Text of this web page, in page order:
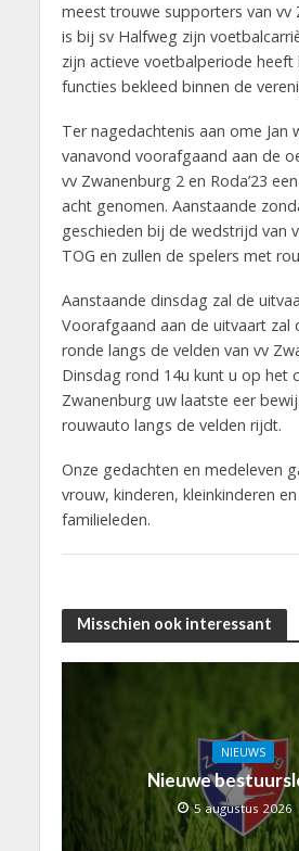
meest trouwe supporters van vv
is bij sv Halfweg zijn
zijn actieve voetbalperiode heeft
functies bekleed binnen de
Ter nagedachtenis aan ome Jan
vanavond voorafgaand aan de
vv Zwanenburg 2 en Roda’23
acht genomen. Aanstaande
geschieden bij de wedstrijd van
TOG en zullen de spelers met
Aanstaande dinsdag zal de
Voorafgaand aan de uitvaart zal
ronde langs de velden van vv
Dinsdag rond 14u kunt u op het
Zwanenburg uw laatste eer
rouwauto langs de velden rijdt.
Onze gedachten en medeleven
vrouw, kinderen, kleinkinderen
familieleden.
Misschien ook interessant
NIEUWS
Nieuwe
5 augustus 2026